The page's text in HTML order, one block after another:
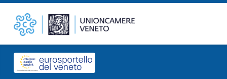
Programma Infrastrutture 2023-2024 – Seminari 2025: webinar di sensibilizzazione e informazione alle imprese su tematiche legate al PNRR – Unioncamere del Veneto
Unioncamere del Veneto
Header info sidebar